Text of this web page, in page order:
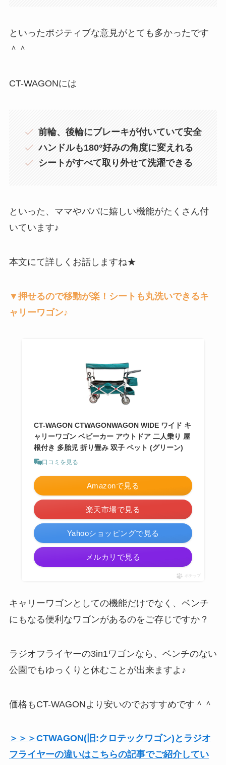
といったポジティブな意見がとても多かったです
＾＾
CT-WAGONには
前輪、後輪にブレーキが付いていて安全
ハンドルも180°好みの角度に変えれる
シートがすべて取り外せて洗濯できる
といった、ママやパパに嬉しい機能がたくさん付
いています♪
本文にて詳しくお話しますね★
▼押せるので移動が楽！シートも丸洗いできるキ
ャリーワゴン♪
CT-WAGON CTWAGONWAGON WIDE ワイド キ
ャリーワゴン ベビーカー アウトドア 二人乗り 屋
根付き 多胎児 折り畳み 双子 ペット (グリーン)
口コミを見る
Amazonで見る
楽天市場で見る
Yahooショッピングで見る
メルカリで見る
ポチップ
キャリーワゴンとしての機能だけでなく、ベンチ
にもなる便利なワゴンがあるのをご存じですか？
ラジオフライヤーの3in1ワゴンなら、ベンチのない
公園でもゆっくりと休むことが出来ますよ♪
価格もCT-WAGONより安いのでおすすめです＾＾
＞＞＞CTWAGON(旧:クロテックワゴン)とラジオ
フライヤーの違いはこちらの記事でご紹介してい